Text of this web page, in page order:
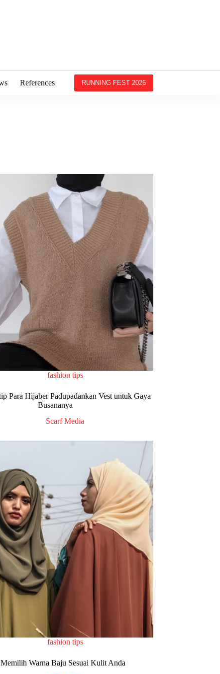
References RUNNING FEST 2026
fashion tips
Para Hijaber Padupadankan Vest untuk Gaya
Busananya
Scarf Media
fashion tips
Warna Baju Sesuai Kulit Anda